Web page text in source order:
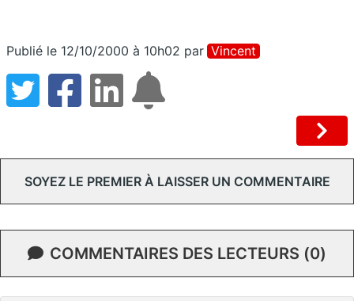
Publié le 12/10/2000 à 10h02 par Vincent
SOYEZ LE PREMIER À LAISSER UN COMMENTAIRE
COMMENTAIRES DES LECTEURS (0)